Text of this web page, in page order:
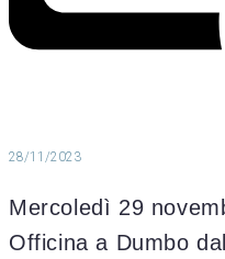
28/11/2023
Mercoledì 29
Officina a Dumbo